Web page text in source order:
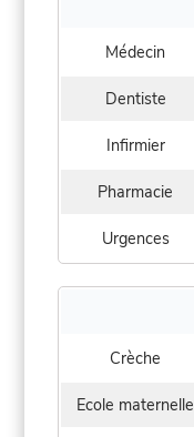
Médecin
Dentiste
Infirmier
Pharmacie
Urgences
Crèche
Ecole maternelle